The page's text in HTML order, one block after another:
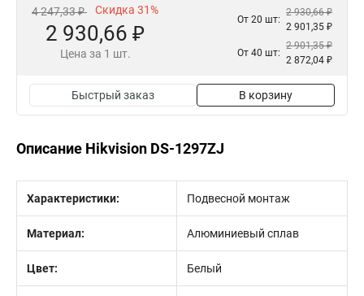
4 247,33 ₽ Скидка 31%
2 930,66 ₽
Цена за 1 шт.
От 20 шт:
2 930,66 ₽
2 901,35 ₽
От 40 шт:
2 901,35 ₽
2 872,04 ₽
Быстрый заказ В корзину
Описание Hikvision DS-1297ZJ
Характеристики: Подвесной монтаж
Материал: Алюминиевый сплав
Цвет: Белый